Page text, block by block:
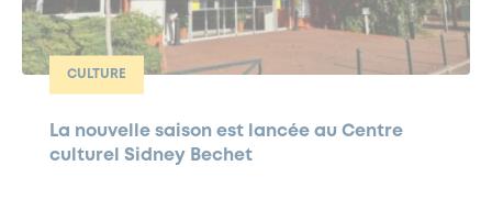
CULTURE
La nouvelle saison est lancée au Centre
culturel Sidney Bechet